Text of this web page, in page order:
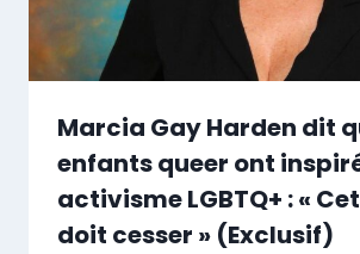
Marcia Gay Harden dit
enfants queer ont
activisme LGBTQ+ : «
doit cesser » (Exclusif)